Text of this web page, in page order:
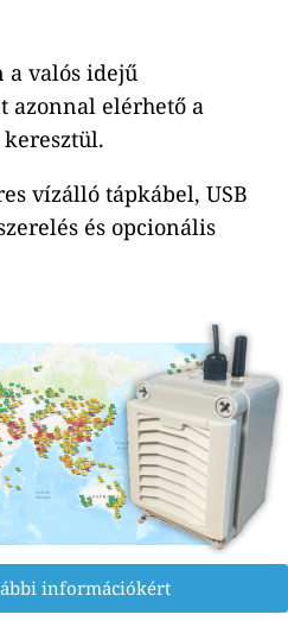
a valós idejű
azonnal elérhető a
vízálló tápkábel, USB
és opcionális
információkért